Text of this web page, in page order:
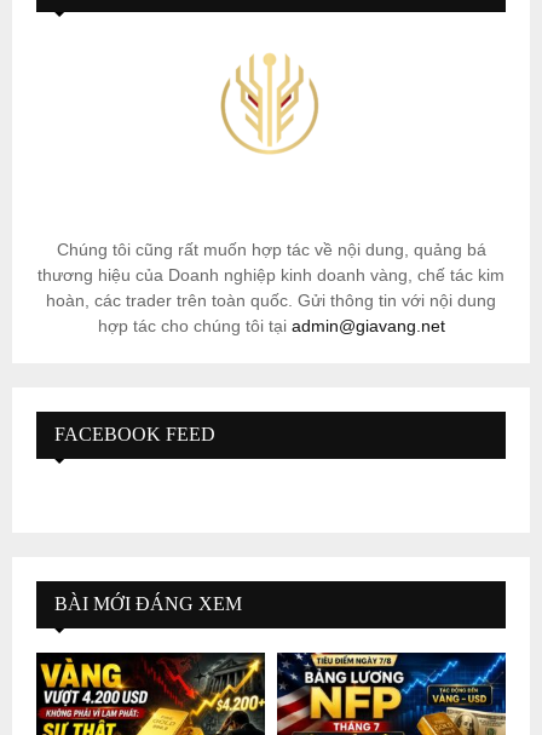
Chúng tôi cũng rất muốn hợp tác về nội dung, quảng bá
thương hiệu của Doanh nghiệp kinh doanh vàng, chế tác kim
hoàn, các trader trên toàn quốc. Gửi thông tin với nội dung
hợp tác cho chúng tôi tại admin@giavang.net
FACEBOOK FEED
BÀI MỚI ĐÁNG XEM